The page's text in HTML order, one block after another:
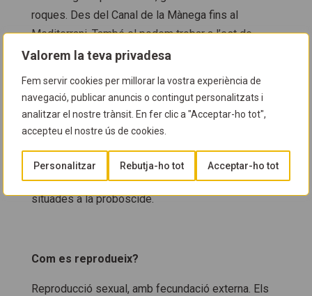
Valorem la teva privadesa
Fem servir cookies per millorar la vostra experiència de
navegació, publicar anuncis o contingut personalitzats i
analitzar el nostre trànsit. En fer clic a "Acceptar-ho tot",
accepteu el nostre ús de cookies.
Personalitzar Rebutja-ho tot Acceptar-ho tot
roques. Des del Canal de la Mànega fins al
Mediterrani. També el podem trobar a l’est de
l’oceà Atlàntic, al mar Roig i als oceans Índic i
Com s’alimenta?
És un animal carnívor. S’alimenta d’altres petits
invertebrats, capturant-los amb les mandíbules
situades a la probòscide.
Com es reprodueix?
Reproducció sexual, amb fecundació externa. Els